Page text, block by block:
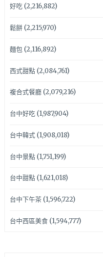
好吃(2,216,882)
鬆餅(2,215,970)
麵包(2,116,892)
西式甜點(2,084,761)
複合式餐廳(2,079,216)
台中好吃(1,987,904)
台中韓式(1,908,018)
台中景點(1,751,199)
台中甜點(1,621,018)
台中下午茶(1,596,722)
台中西區美食(1,594,777)